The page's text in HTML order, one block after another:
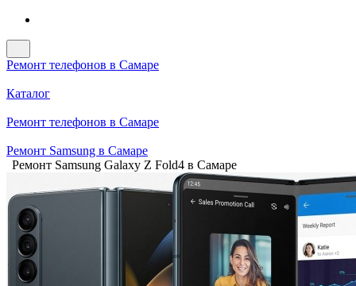
Ремонт телефонов в Самаре
Каталог
Ремонт телефонов в Самаре
Ремонт Samsung в Самаре
Ремонт Samsung Galaxy Z Fold4 в Самаре